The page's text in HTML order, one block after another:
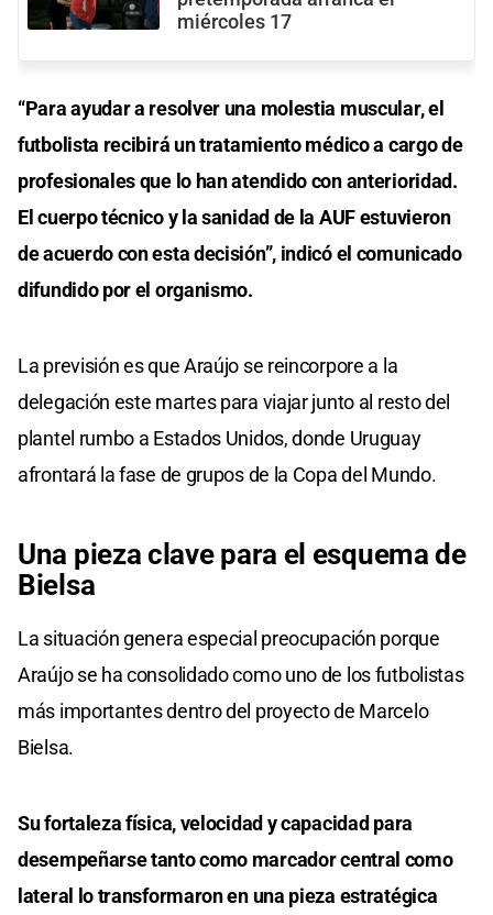
miércoles 17
“Para ayudar a resolver una molestia muscular, el
futbolista recibirá un tratamiento médico a cargo de
profesionales que lo han atendido con anterioridad.
El cuerpo técnico y la sanidad de la AUF estuvieron
de acuerdo con esta decisión”, indicó el comunicado
difundido por el organismo.
La previsión es que Araújo se reincorpore a la
delegación este martes para viajar junto al resto del
plantel rumbo a Estados Unidos, donde Uruguay
afrontará la fase de grupos de la Copa del Mundo.
Una pieza clave para el esquema de
Bielsa
La situación genera especial preocupación porque
Araújo se ha consolidado como uno de los futbolistas
más importantes dentro del proyecto de Marcelo
Bielsa.
Su fortaleza física, velocidad y capacidad para
desempeñarse tanto como marcador central como
lateral lo transformaron en una pieza estratégica